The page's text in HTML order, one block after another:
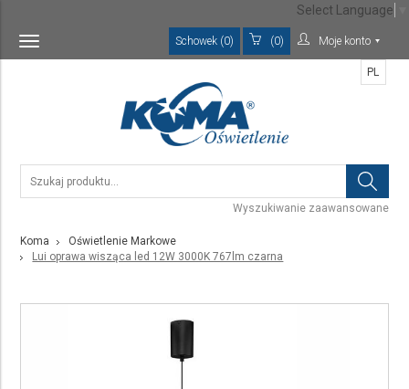
Toggle
navigation
Schowek (0) (0) Moje konto
Wyszukiwanie zaawansowane
PL
Koma
Oświetlenie Markowe
Lui oprawa wisząca led 12W 3000K 767lm czarna
Select Language